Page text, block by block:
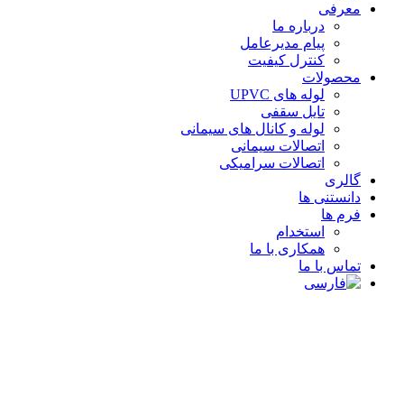
معرفی
درباره ما
پیام مدیرعامل
کنترل کیفیت
محصولات
لوله های UPVC
تایل سقفی
لوله و کانال های سیمانی
اتصالات سیمانی
اتصالات سرامیکی
گالری
دانستنی ها
فرم ها
استخدام
همکاری با ما
تماس با ما